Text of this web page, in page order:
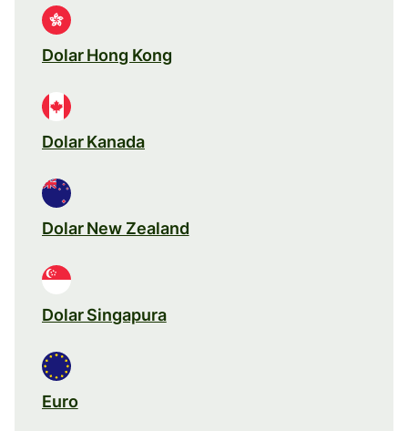
Dolar Hong Kong
Dolar Kanada
Dolar New Zealand
Dolar Singapura
Euro